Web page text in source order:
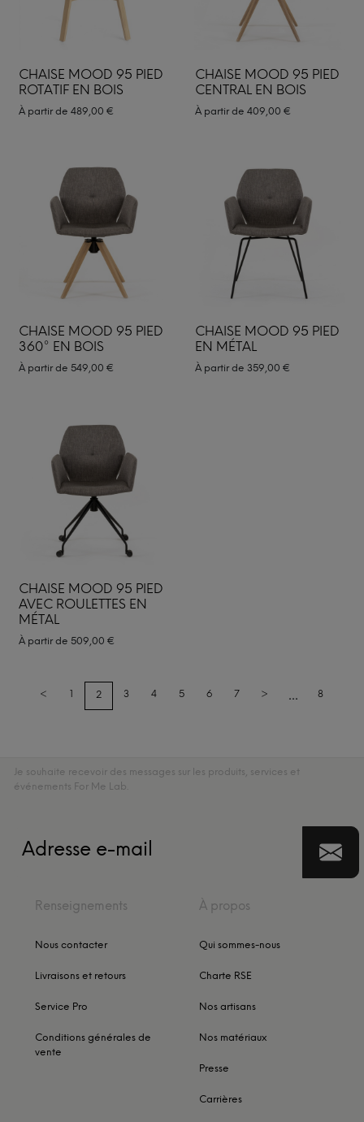
CHAISE MOOD 95 PIED
ROTATIF EN BOIS
À partir de 489,00 €
CHAISE MOOD 95 PIED
CENTRAL EN BOIS
À partir de 409,00 €
CHAISE MOOD 95 PIED
360° EN BOIS
À partir de 549,00 €
CHAISE MOOD 95 PIED
EN MÉTAL
À partir de 359,00 €
CHAISE MOOD 95 PIED
AVEC ROULETTES EN
MÉTAL
À partir de 509,00 €
< 1 2 3 4 5 6 7 > ... 8
Je souhaite recevoir des messages sur les produits, services et
événements For Me Lab.
Renseignements
Nous contacter
Livraisons et retours
Service Pro
Conditions générales de
vente
À propos
Qui sommes-nous
Charte RSE
Nos artisans
Nos matériaux
Presse
Carrières